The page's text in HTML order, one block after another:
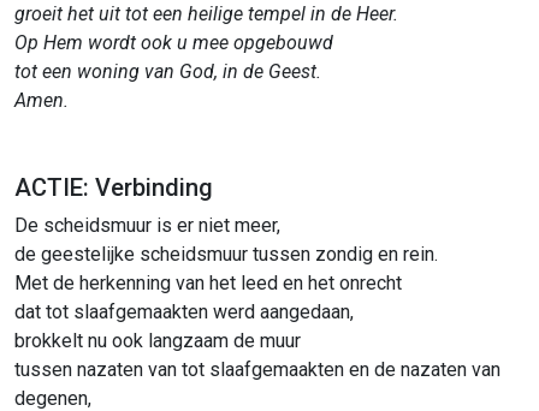
groeit het uit tot een heilige tempel in de Heer.
Op Hem wordt ook u mee opgebouwd
tot een woning van God, in de Geest.
Amen.
ACTIE: Verbinding
De scheidsmuur is er niet meer,
de geestelijke scheidsmuur tussen zondig en rein.
Met de herkenning van het leed en het onrecht
dat tot slaafgemaakten werd aangedaan,
brokkelt nu ook langzaam de muur
tussen nazaten van tot slaafgemaakten en de nazaten van
degenen,